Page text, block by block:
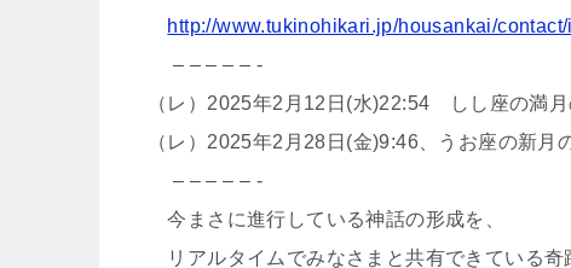
http://www.tukinohikari.jp/housankai/contact/
– – – – – -
（レ）2025年2月12日(水)22:54 しし座の満月
（レ）2025年2月28日(金)9:46、うお座の新月
– – – – – -
今まさに進行している神話の形成を、
リアルタイムでみなさまと共有できている奇